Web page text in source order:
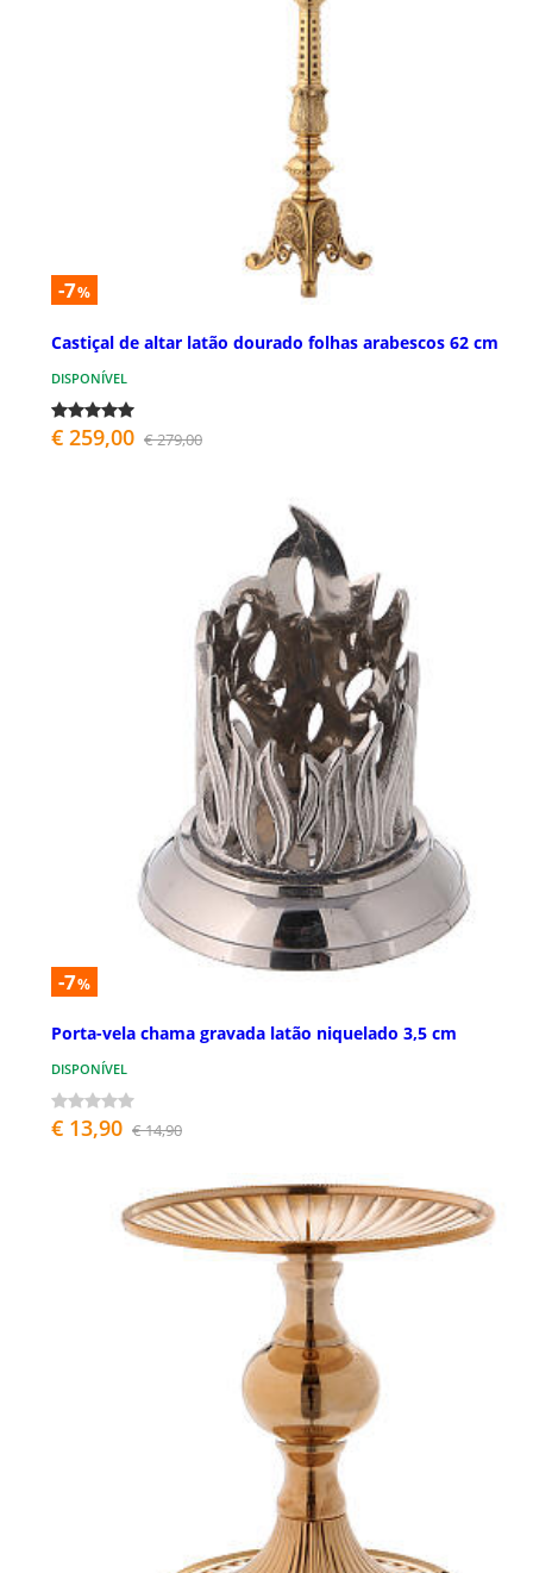
-7%
Castiçal de altar latão dourado folhas arabescos 62 cm
DISPONÍVEL
€ 259,00 € 279,00
-7%
Porta-vela chama gravada latão niquelado 3,5 cm
DISPONÍVEL
€ 13,90 € 14,90